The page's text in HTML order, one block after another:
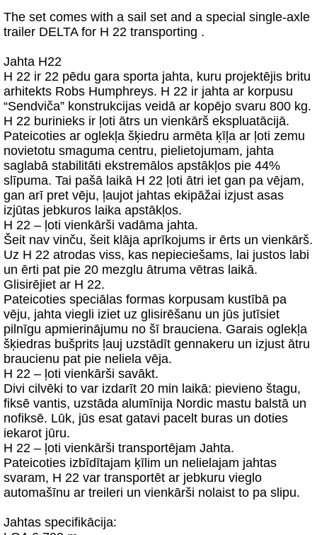
The set comes with a sail set and a special single-axle
trailer DELTA for H 22 transporting .
Jahta H22
H 22 ir 22 pēdu gara sporta jahta, kuru projektējis britu
arhitekts Robs Humphreys. H 22 ir jahta ar korpusu
“Sendviča” konstrukcijas veidā ar kopējo svaru 800 kg.
H 22 burinieks ir ļoti ātrs un vienkārš ekspluatācijā.
Pateicoties ar oglekļa šķiedru armēta ķīļa ar ļoti zemu
novietotu smaguma centru, pielietojumam, jahta
saglabā stabilitāti ekstremālos apstākļos pie 44%
slīpuma. Tai pašā laikā H 22 ļoti ātri iet gan pa vējam,
gan arī pret vēju, ļaujot jahtas ekipāžai izjust asas
izjūtas jebkuros laika apstākļos.
H 22 – ļoti vienkārši vadāma jahta.
Šeit nav vinču, šeit klāja aprīkojums ir ērts un vienkārš.
Uz H 22 atrodas viss, kas nepieciešams, lai justos labi
un ērti pat pie 20 mezglu ātruma vētras laikā.
Glisirējiet ar H 22.
Pateicoties speciālas formas korpusam kustībā pa
vēju, jahta viegli iziet uz glisirēšanu un jūs jutīsiet
pilnīgu apmierinājumu no šī brauciena. Garais oglekļa
šķiedras bušprits ļauj uzstādīt gennakeru un izjust ātru
braucienu pat pie neliela vēja.
H 22 – ļoti vienkārši savākt.
Divi cilvēki to var izdarīt 20 min laikā: pievieno štagu,
fiksē vantis, uzstāda alumīnija Nordic mastu balstā un
nofiksē. Lūk, jūs esat gatavi pacelt buras un doties
iekarot jūru.
H 22 – ļoti vienkārši transportējam Jahta.
Pateicoties izbīdītajam ķīlim un nelielajam jahtas
svaram, H 22 var transportēt ar jebkuru vieglo
automašīnu ar treileri un vienkārši nolaist to pa slipu.
Jahtas specifikācija: